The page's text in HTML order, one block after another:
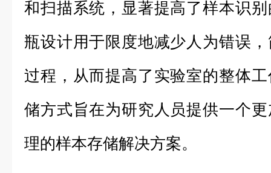
和扫描系统，显著提高了样本识
瓶设计用于限度地减少人为错误
过程，从而提高了实验室的整体
储方式旨在为研究人员提供一个
理的样本存储解决方案。